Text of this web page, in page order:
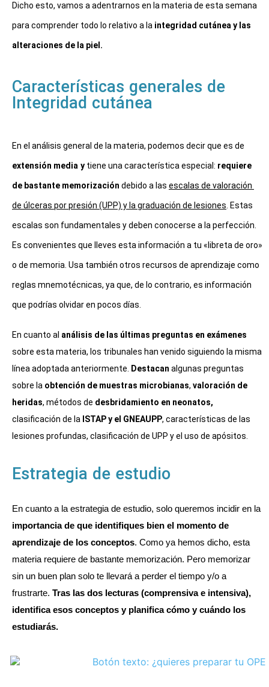
Dicho esto, vamos a adentrarnos en la materia de esta semana
para comprender todo lo relativo a la integridad cutánea y las
alteraciones de la piel.
Características generales de
Integridad cutánea
extensión media y tiene una característica especial: requiere
de bastante memorización debido a las escalas de valoración
de úlceras por presión (UPP) y la graduación de lesiones . Estas
escalas son fundamentales y deben conocerse a la perfección.
Es convenientes que lleves esta información a tu «libreta de oro»
o de memoria. Usa también otros recursos de aprendizaje como
reglas mnemotécnicas, ya que, de lo contrario, es información
que podrías olvidar en pocos días.
En cuanto al análisis de las últimas preguntas en exámenes
sobre esta materia, los tribunales han venido siguiendo la misma
línea adoptada anteriormente.
Destacan algunas preguntas
sobre la obtención de muestras microbianas, valoración de
heridas, métodos de desbridamiento en neonatos,
clasificación de la ISTAP y el GNEAUPP, características de las
lesiones profundas, clasificación de UPP y el uso de apósitos.
Estrategia de estudio
En cuanto a la estrategia de estudio, solo queremos incidir en la
importancia de que identifiques bien el momento de
aprendizaje de los conceptos. Como ya hemos dicho, esta
materia requiere de bastante memorización. Pero memorizar
sin un buen plan solo te llevará a perder el tiempo y/o a
frustrarte. Tras las dos lecturas (comprensiva e intensiva),
identifica esos conceptos y planifica cómo y cuándo los
estudiarás.